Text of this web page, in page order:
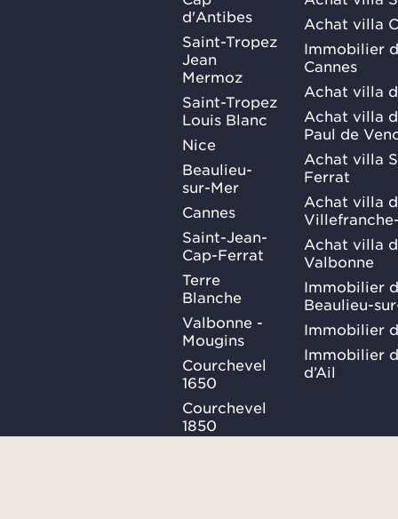
d'Antibes
Saint-Tropez
Jean
Mermoz
Saint-Tropez
Louis Blanc
Nice
Beaulieu-
sur-Mer
Cannes
Saint-Jean-
Cap-Ferrat
Terre
Blanche
Valbonne -
Mougins
Courchevel
1650
Courchevel
1850
Achat villa
Immobilier
Cannes
Achat villa
Achat villa
Paul de
Achat villa
Ferrat
Achat villa
Achat villa
Valbonne
Immobilier
Beaulieu-
Immobilier
Immobilier
d’Ail